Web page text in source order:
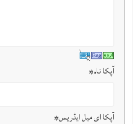
آپکا نام*
آپکا ای میل ایڈریس*